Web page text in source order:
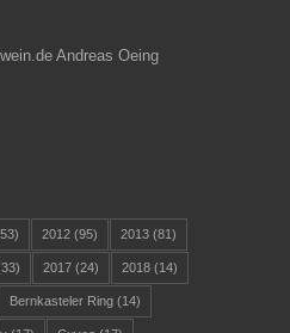
Andreas Oeing
2012(95) 2013(81)
2017(24) 2018(14)
Bernkasteler Ring(14)